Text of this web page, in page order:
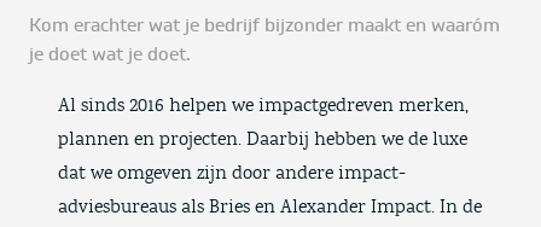
Kom erachter wat je bedrijf bijzonder maakt en waaróm
je doet wat je doet.
Al sinds 2016 helpen we impactgedreven merken,
plannen en projecten. Daarbij hebben we de luxe
dat we omgeven zijn door andere impact-
adviesbureaus als Bries en Alexander Impact. In de